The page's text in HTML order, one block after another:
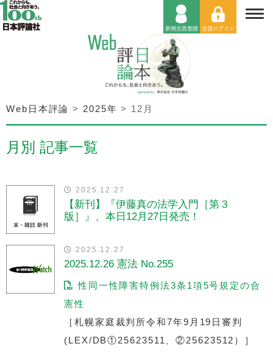
Web日本評論 > 2025年 > 12月
月別 記事一覧
2025.12.27
【新刊】『伊藤真の法学入門［第３
版］』、本日12月27日発売！
2025.12.27
2025.12.26 憲法 No.255
性同一性障害特例法3条1項5号規定の合
憲性
［札幌家庭裁判所令和7年9月19日審判
(LEX/DB①25623511、②25623512）］